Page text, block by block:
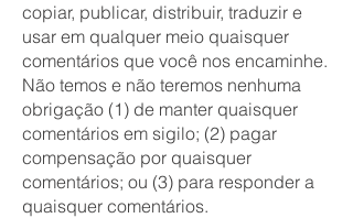
copiar, publicar, distribuir, traduzir e
usar em qualquer meio quaisquer
comentários que você nos encaminhe.
Não temos e não teremos nenhuma
obrigação (1) de manter quaisquer
comentários em sigilo; (2) pagar
compensação por quaisquer
comentários; ou (3) para responder a
quaisquer comentários.